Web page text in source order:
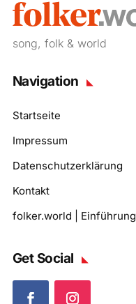
song, folk & world
Navigation
Startseite
Impressum
Datenschutzerklärung
Kontakt
folker.world | Einführung
Get Social